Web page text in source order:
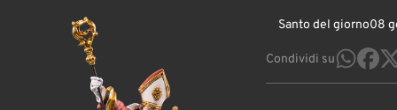
Santo del giorno08
Condividi su